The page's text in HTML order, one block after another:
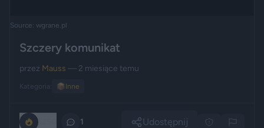
Source: wgrane.pl
Szczery komunikat
przez Mauss — 2 miesiące temu
Kategoria: 📦 Inne
1 Udostępnij